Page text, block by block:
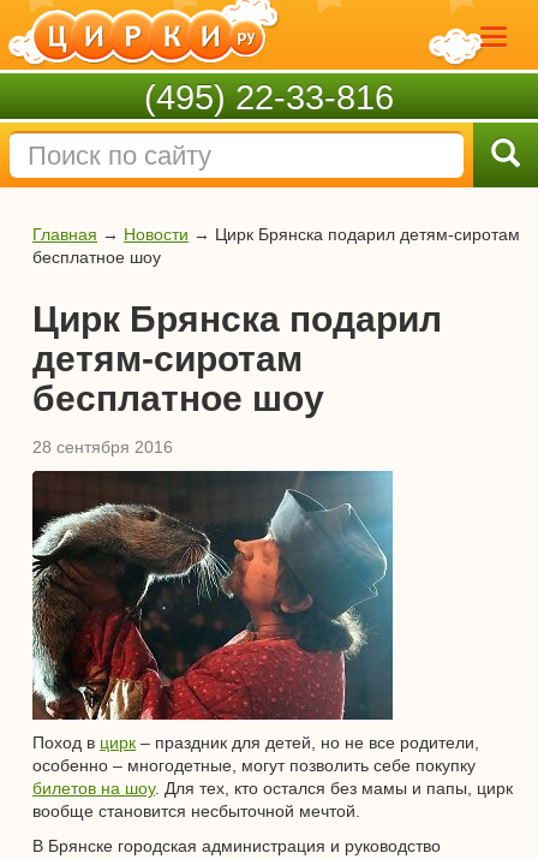
(495) 22-33-816
Главная → Новости → Цирк Брянска подарил детям-сиротам
бесплатное шоу
Цирк Брянска подарил
детям-сиротам
бесплатное шоу
28 сентября 2016
Поход в цирк – праздник для детей, но не все родители,
особенно – многодетные, могут позволить себе покупку
билетов на шоу. Для тех, кто остался без мамы и папы, цирк
вообще становится несбыточной мечтой.
В Брянске городская администрация и руководство